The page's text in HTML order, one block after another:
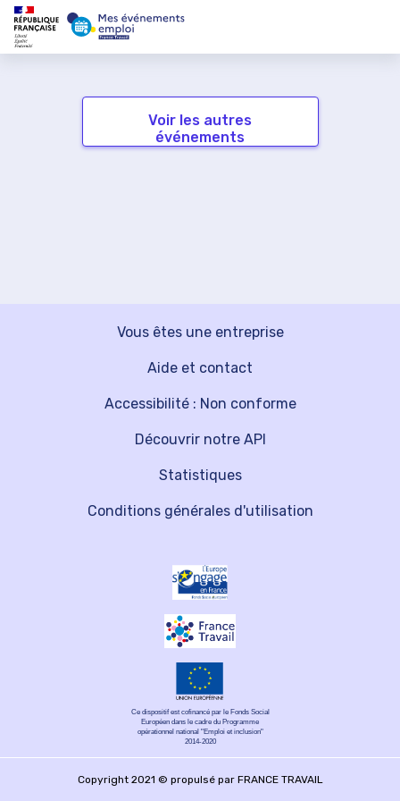
Voir les autres
événements
Vous êtes une entreprise
Découvrir notre API
Aide et contact
Statistiques
Accessibilité : Non conforme
Conditions générales d'utilisation
Ce dispositif est cofinancé par le Fonds Social
Européen dans le cadre du Programme
opérationnel national "Emploi et inclusion"
2014-2020
Copyright 2021 © propulsé par FRANCE TRAVAIL